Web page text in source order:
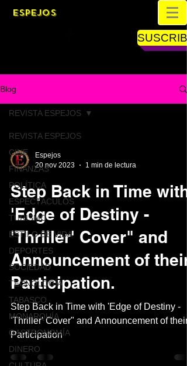
ESPEJOS
Blog
REVISTA ESPEJOS
CINE
FINANZAS
POLÍTICA
ESPECTÁCULOS
TURISMO
ESTILO DE VIDA
DEPORTES
SOCIEDAD
TECNOLOGÍA
TABASCO
MONARQUÍA
GASTRONOMÍA
DINERO
REVISTA ESPEJOS
Espejos
20 nov 2023
1 min de lectura
Step Back in Time with
'Edge of Destiny -
'Thriller' Cover" and
Announcement of their
Participation.
Step Back in Time with 'Edge of Destiny -
'Thriller' Cover" and Announcement of their
Participation